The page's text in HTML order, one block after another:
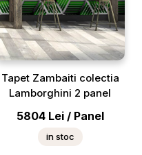
Tapet Zambaiti colectia
Lamborghini 2 panel
5804 Lei / Panel
in stoc